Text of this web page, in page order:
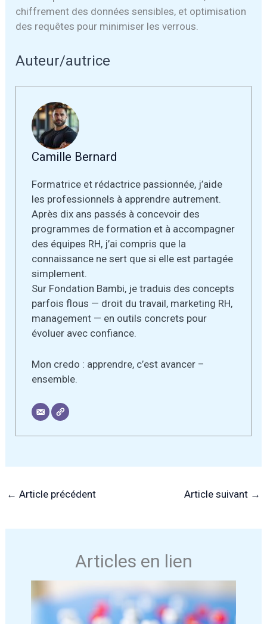
chiffrement des données sensibles, et optimisation
des requêtes pour minimiser les verrous.
Auteur/autrice
Camille Bernard
Formatrice et rédactrice passionnée, j’aide
les professionnels à apprendre autrement.
Après dix ans passés à concevoir des
programmes de formation et à accompagner
des équipes RH, j’ai compris que la
connaissance ne sert que si elle est partagée
simplement.
Sur Fondation Bambi, je traduis des concepts
parfois flous — droit du travail, marketing RH,
management — en outils concrets pour
évoluer avec confiance.
Mon credo : apprendre, c’est avancer –
ensemble.
← Article précédent Article suivant →
Articles en lien